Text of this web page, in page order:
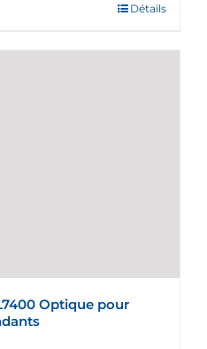
Détails
Optique pour